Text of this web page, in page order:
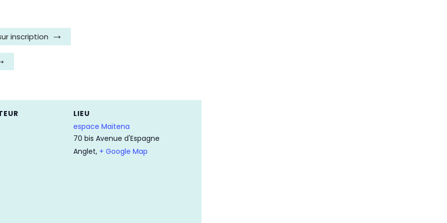
inscription
LIEU
espace Maïtena
70 bis Avenue d'Espagne
Anglet, + Google Map